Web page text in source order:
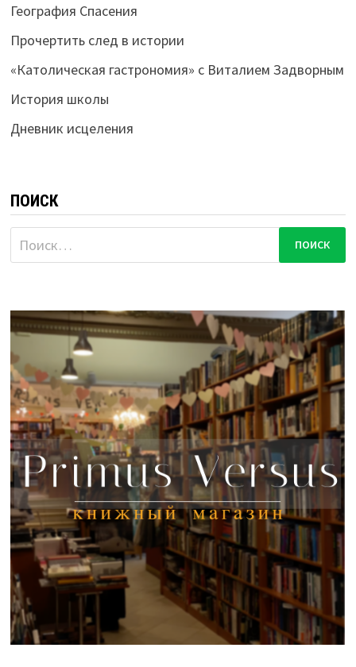
География Спасения
Прочертить след в истории
«Католическая гастрономия» с Виталием Задворным
История школы
Дневник исцеления
ПОИСК
Найти: